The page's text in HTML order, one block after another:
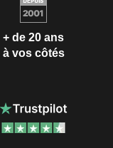
+ de 20 ans
à vos côtés